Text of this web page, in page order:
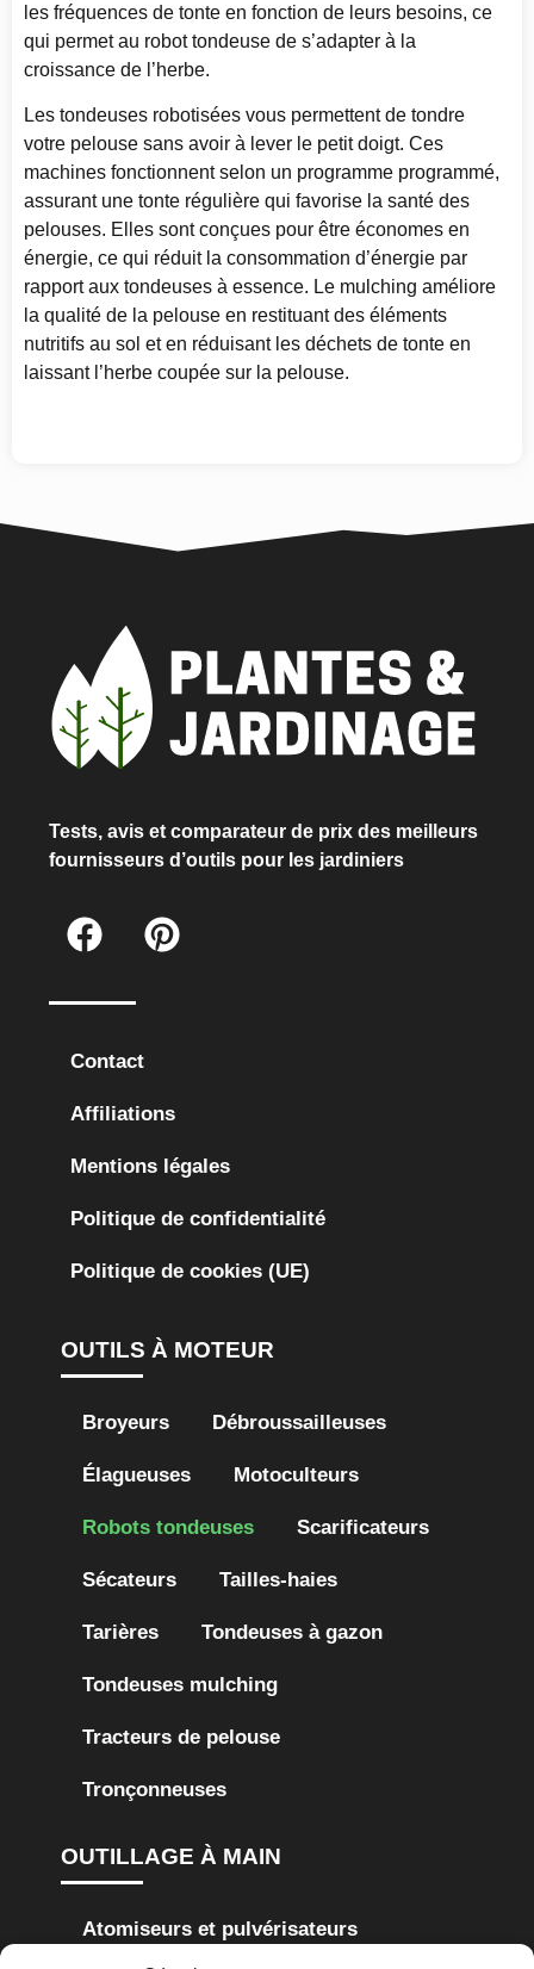
les fréquences de tonte en fonction de leurs besoins, ce
qui permet au robot tondeuse de s’adapter à la
croissance de l’herbe.
Les tondeuses robotisées vous permettent de tondre
votre pelouse sans avoir à lever le petit doigt. Ces
machines fonctionnent selon un programme programmé,
assurant une tonte régulière qui favorise la santé des
pelouses. Elles sont conçues pour être économes en
énergie, ce qui réduit la consommation d’énergie par
rapport aux tondeuses à essence. Le mulching améliore
la qualité de la pelouse en restituant des éléments
nutritifs au sol et en réduisant les déchets de tonte en
laissant l’herbe coupée sur la pelouse.
Tests, avis et comparateur de prix des meilleurs
fournisseurs d’outils pour les jardiniers
Contact
Affiliations
Mentions légales
Politique de confidentialité
Politique de cookies (UE)
OUTILS À MOTEUR
Broyeurs Débroussailleuses
Élagueuses Motoculteurs
Robots tondeuses Scarificateurs
Sécateurs Tailles-haies
Tarières Tondeuses à gazon
Tondeuses mulching
Tracteurs de pelouse
Tronçonneuses
OUTILLAGE À MAIN
Atomiseurs et pulvérisateurs